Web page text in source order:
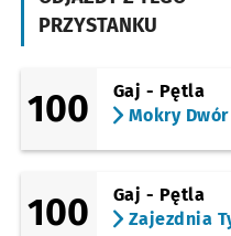
Pralnia) NŻPrzystanek
Księże Małe
(Opolska)
Sosnowiecka NŻ
PRZYSTANKU
100
Gaj - Pętla
Mokry Dwór
100
Gaj - Pętla
Zajezdnia